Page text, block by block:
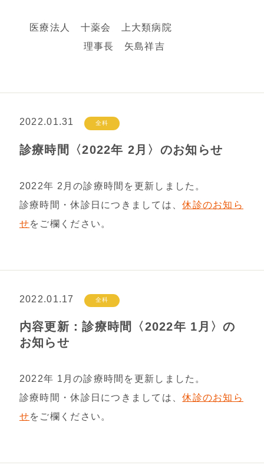
医療法人 十薬会 上大類病院
理事長 矢島祥吉
2022.01.31 全科
診療時間〈2022年 2月〉のお知らせ
2022年 2月の診療時間を更新しました。
診療時間・休診日につきましては、休診のお知ら
せをご欄ください。
2022.01.17 全科
内容更新：診療時間〈2022年 1月〉の
お知らせ
2022年 1月の診療時間を更新しました。
診療時間・休診日につきましては、休診のお知ら
せをご欄ください。